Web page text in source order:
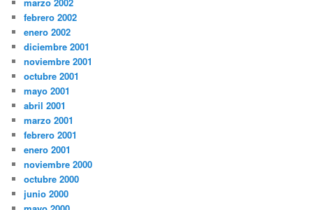
febrero 2002
enero 2002
diciembre 2001
noviembre 2001
octubre 2001
mayo 2001
abril 2001
marzo 2001
febrero 2001
enero 2001
noviembre 2000
octubre 2000
junio 2000